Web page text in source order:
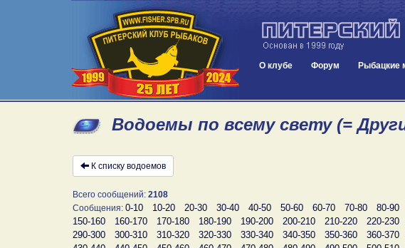
О клубе Форум Рыбацкие
Водоемы по всему свету (=
К списку водоемов
Всего сообщений: 2108
Сообщения: 0-10 10-20 20-30 30-40 40-50 50-60 60-70 70-80 80-90
150-160
160-170 170-180 180-190 190-200 200-210 210-220 220-230
290-300
300-310 310-320 320-330 330-340 340-350 350-360 360-370